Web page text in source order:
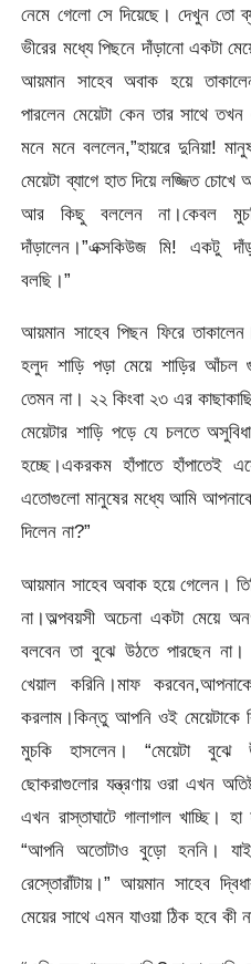
নেমে গেলো সে দিয়েছে। দেখুন তো
ভীরের মধ্যে পিছনে দাঁড়ানো একটা
আয়মান সাহেব অবাক হয়ে
পারলেন মেয়েটা কেন তার সাথে
মনে মনে বললেন,”হায়রে দুনিয়া!
মেয়েটা ব্যাগে হাত দিয়ে লজ্জিত
আর কিছু বললেন না।কেবল
দাঁড়ালেন।”এক্সকিউজ মি! একটু
বলছি।”
আয়মান সাহেব পিছন ফিরে
হলুদ শাড়ি পড়া মেয়ে শাড়ির আঁচল
তেমন না। ২২ কিংবা ২৩ এর
মেয়েটার শাড়ি পড়ে যে চলতে
হচ্ছে।একরকম হাঁপাতে হাঁপাতেই
এতোগুলো মানুষের মধ্যে আমি
দিলেন না?”
আয়মান সাহেব অবাক হয়ে গেলেন।
না।অল্পবয়সী অচেনা একটা মেয়ে
বলবেন তা বুঝে উঠতে পারছেন
খেয়াল করিনি।মাফ
করলাম।কিন্তু আপনি ওই মেয়েটাকে
মুচকি হাসলেন। “মেয়েটা বুঝে
ছোকরাগুলোর যন্ত্রণায় ওরা এখন
এখন রাস্তাঘাটে গালাগাল খাচ্ছি।
“আপনি অতোটাও বুড়ো হননি।
রেস্তোরাঁটায়।” আয়মান সাহেব
মেয়ের সাথে এমন যাওয়া ঠিক হবে কী